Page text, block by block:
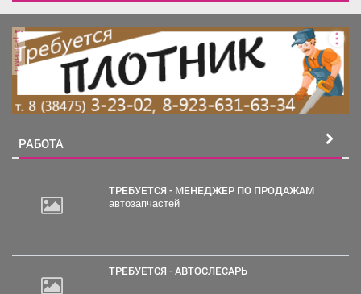
реклама
РАБОТА
ТРЕБУЕТСЯ - МЕНЕДЖЕР ПО ПРОДАЖАМ
автозапчастей
ТРЕБУЕТСЯ - АВТОСЛЕСАРЬ